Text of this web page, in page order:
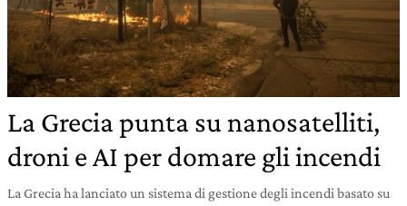
La Grecia punta su nanosatelliti,
droni e AI per domare gli incendi
La Grecia ha lanciato un sistema di gestione degli incendi basato su